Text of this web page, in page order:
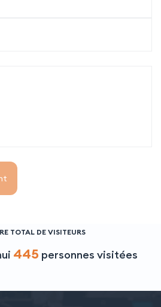
TOTAL DE VISITEURS
445 personnes visitées